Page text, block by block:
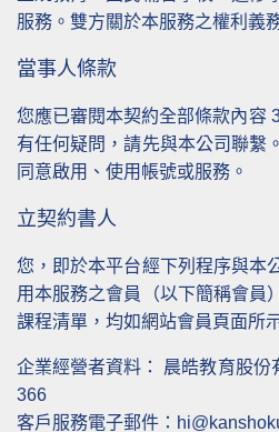
服務。雙方關於本服務之權利義
當事人條款
您應已審閱本契約全部條款內容
有任何疑問，請先與本公司聯繫
同意啟用、使用帳號或服務。
立契約書人
您，即於本平台經下列程序與本
用本服務之會員（以下簡稱會員
課程清單，均如網站會員頁面所
企業經營者資料： 晨皓教育股份
366
客戶服務電子郵件：